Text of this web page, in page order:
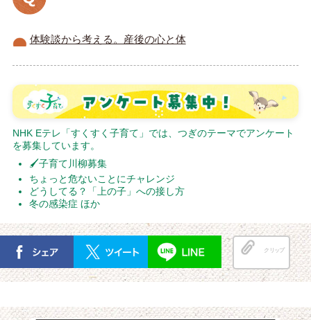
体験談から考える。産後の心と体
NHK Eテレ「すくすく子育て」では、つぎのテーマでアンケート
を募集しています。
🖌子育て川柳募集
ちょっと危ないことにチャレンジ
どうしてる？「上の子」への接し方
冬の感染症 ほか
クリップ